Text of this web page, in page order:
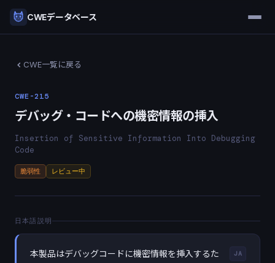
CWEデータベース
CWE一覧に戻る
CWE-215
デバッグ・コードへの機密情報の挿入
Insertion of Sensitive Information Into Debugging
Code
脆弱性 レビュー中
日本語説明
JA
本製品はデバッグコードに機密情報を挿入するた